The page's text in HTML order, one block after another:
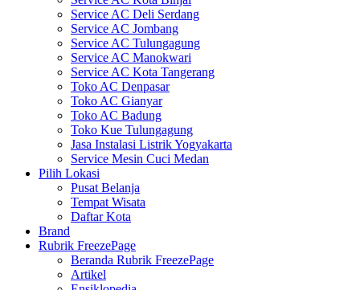
Service AC Deli Serdang
Service AC Jombang
Service AC Tulungagung
Service AC Manokwari
Service AC Kota Tangerang
Toko AC Denpasar
Toko AC Gianyar
Toko AC Badung
Toko Kue Tulungagung
Jasa Instalasi Listrik Yogyakarta
Service Mesin Cuci Medan
Pilih Lokasi
Pusat Belanja
Tempat Wisata
Daftar Kota
Brand
Rubrik FreezePage
Beranda Rubrik FreezePage
Artikel